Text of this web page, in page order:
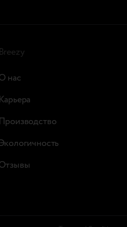
Breezy
нас
Карьера
Производство